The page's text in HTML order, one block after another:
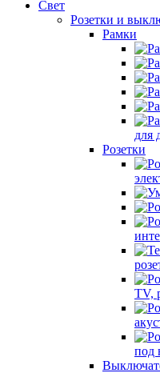
Свет
Розетки и
Рамки
для
Розетки
TV,
под